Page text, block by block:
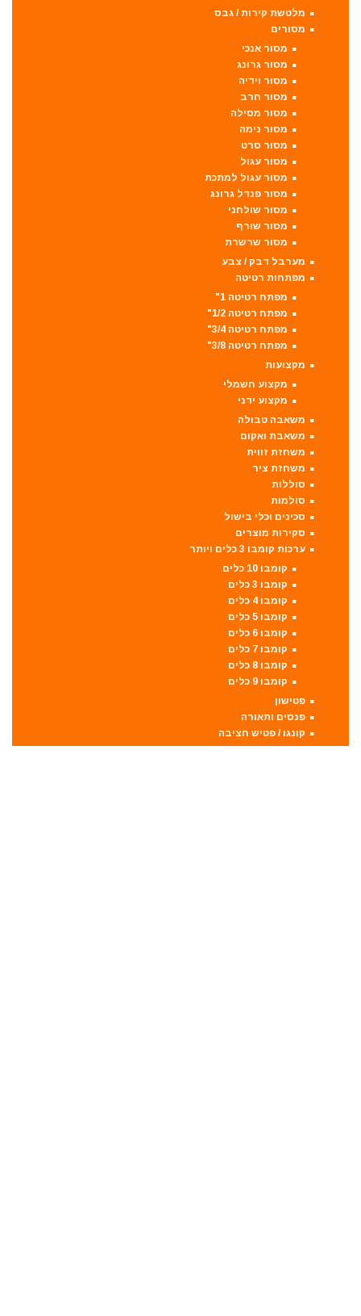
מלטשת קירות / גבס
מסורים
מסור אנכי
מסור גרונג
מסור וידיה
מסור חרב
מסור מסילה
מסור נימה
מסור סרט
מסור עגול
מסור עגול למתכת
מסור פנדל גרונג
מסור שולחני
מסור שורף
מסור שרשרת
מערבל דבק / צבע
מפתחות רטיטה
מפתח רטיטה 1"
מפתח רטיטה 1/2"
מפתח רטיטה 3/4"
מפתח רטיטה 3/8"
מקצועות
מקצוע חשמלי
מקצוע ידני
משאבה טבולה
משאבת ואקום
משחזת זווית
משחזת ציר
סוללות
סולמות
סכינים וכלי בישול
סקירות מוצרים
ערכות קומבו 3 כלים ויותר
קומבו 10 כלים
קומבו 3 כלים
קומבו 4 כלים
קומבו 5 כלים
קומבו 6 כלים
קומבו 7 כלים
קומבו 8 כלים
קומבו 9 כלים
פטישון
פנסים ותאורה
קונגו / פטיש חציבה
קושרת חוטים